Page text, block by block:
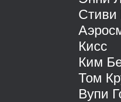
Стиви
Кисс
Ким
Том
Вупи